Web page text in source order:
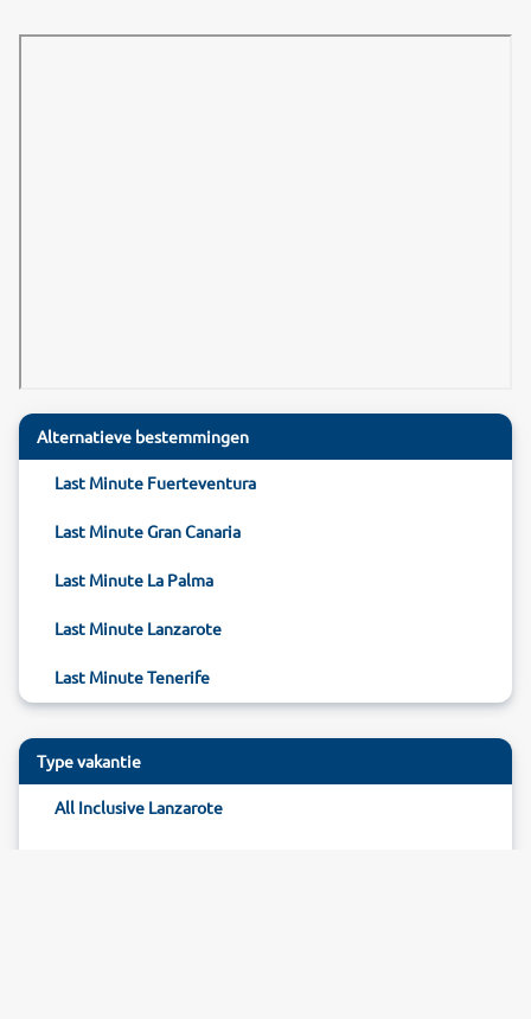
Alternatieve bestemmingen
Last Minute Fuerteventura
Last Minute Gran Canaria
Last Minute La Palma
Last Minute Lanzarote
Last Minute Tenerife
Type vakantie
All Inclusive Lanzarote